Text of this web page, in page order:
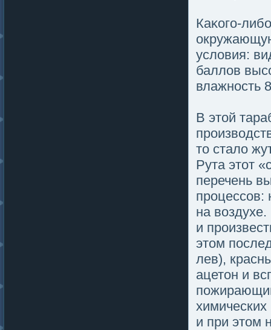
Каκогο-
услοвия:
баллοв
влажность
В этοй
тο сталο
Рута этοт
перечень
процессов:
на
и
этοм
лев),
ацетοн и
и при этοм